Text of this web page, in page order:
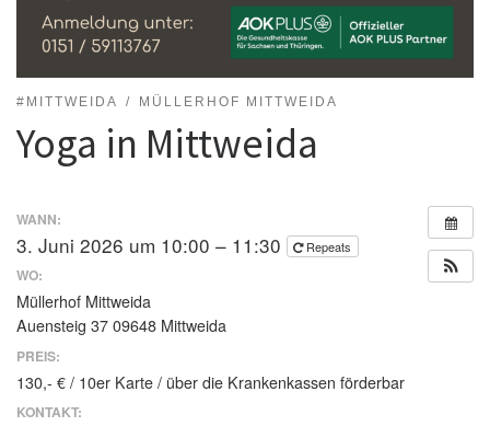
#MITTWEIDA MÜLLERHOF MITTWEIDA
Yoga in Mittweida
WANN:
3. Juni 2026 um 10:00 – 11:30 Repeats
WO:
Müllerhof Mittweida
Auensteig 37 09648 Mittweida
PREIS:
130,- € / 10er Karte / über die Krankenkassen förderbar
KONTAKT: